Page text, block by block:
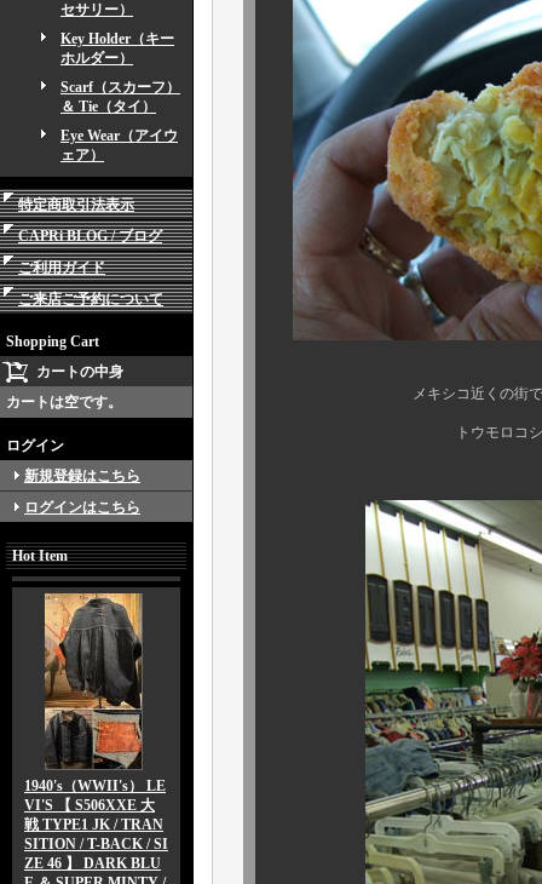
セサリー）
Key Holder（キー
ホルダー）
Scarf（スカーフ）
＆ Tie（タイ）
Eye Wear（アイウ
ェア）
特定商取引法表示
CAPRi BLOG / ブログ
ご利用ガイド
ご来店ご予約について
Shopping Cart
カートの中身
カートは空です。
ログイン
新規登録はこちら
ログインはこちら
Hot Item
1940's（WWII's） LE
VI'S 【 S506XXE 大
戦 TYPE1 JK / TRAN
SITION / T-BACK / SI
ZE 46 】 DARK BLU
メキシコ近くの街で、食べた
トウモロコシが、まん